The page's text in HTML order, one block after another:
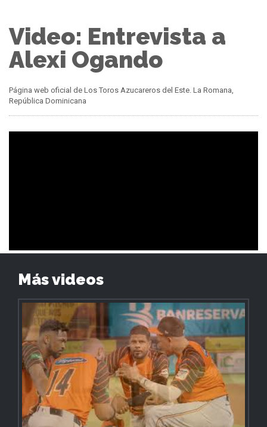
Video: Entrevista a
Alexi Ogando
Página web oficial de Los Toros Azucareros del Este. La Romana,
República Dominicana
Más videos